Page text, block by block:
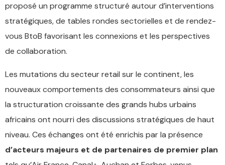
proposé un programme structuré autour d’interventions
stratégiques, de tables rondes sectorielles et de rendez-
vous BtoB favorisant les connexions et les perspectives
de collaboration.
Les mutations du secteur retail sur le continent, les
nouveaux comportements des consommateurs ainsi que
la structuration croissante des grands hubs urbains
africains ont nourri des discussions stratégiques de haut
niveau. Ces échanges ont été enrichis par la présence
d’acteurs majeurs et de partenaires de premier plan